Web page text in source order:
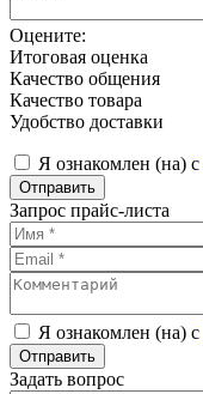
Оцените:
Итоговая оценка
Качество общения
Качество товара
Удобство доставки
Я ознакомлен (на) с
Запрос прайс-листа
Я ознакомлен (на) с
Задать вопрос